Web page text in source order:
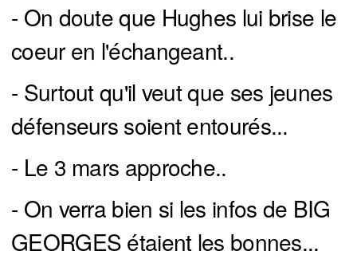
- On doute que Hughes lui brise le
coeur en l'échangeant..
- Surtout qu'il veut que ses jeunes
défenseurs soient entourés...
- Le 3 mars approche..
- On verra bien si les infos de BIG
GEORGES étaient les bonnes...